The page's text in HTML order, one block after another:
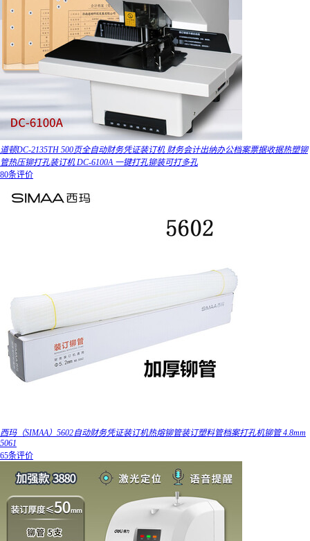
道顿DC-2135TH 500页全自动财务凭证装订机 财务会计出纳办公档案票据收据热塑铆
管热压铆打孔装订机 DC-6100A 一键打孔铆装可打多孔
80条评价
西玛（SIMAA）5602自动财务凭证装订机热熔铆管装订塑料管档案打孔机铆管 4.8mm
5061
65条评价